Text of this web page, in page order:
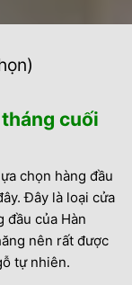
cuối
chọn hàng đầu
Đây là loại cửa
đầu của Hàn
nên rất được
tự nhiên.